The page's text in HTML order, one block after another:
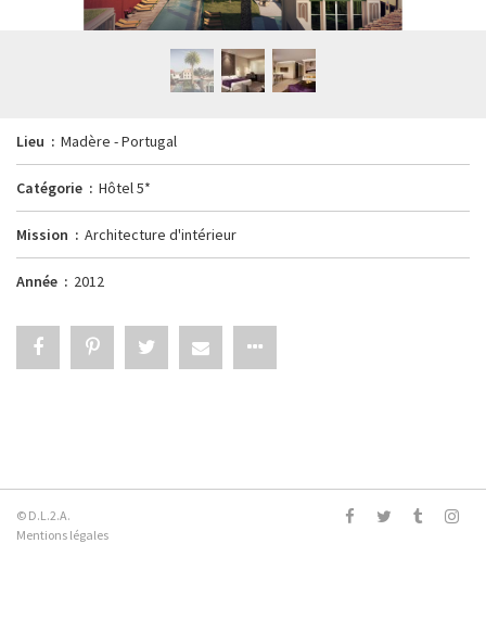
Lieu Madère - Portugal
Catégorie Hôtel 5*
Mission Architecture d'intérieur
Année 2012
© D.L.2.A.
Mentions légales